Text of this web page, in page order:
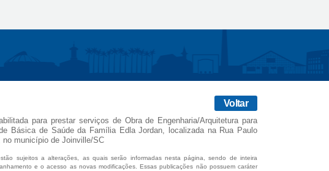
Voltar
para prestar serviços de Obra de Engenharia/Arquitetura para
Básica de Saúde da Família Edla Jordan, localizada na Rua Paulo
no município de Joinville/SC
sujeitos a alterações, as quais serão informadas nesta página, sendo de inteira
e o acesso as novas modificações. Essas publicações não possuem caráter